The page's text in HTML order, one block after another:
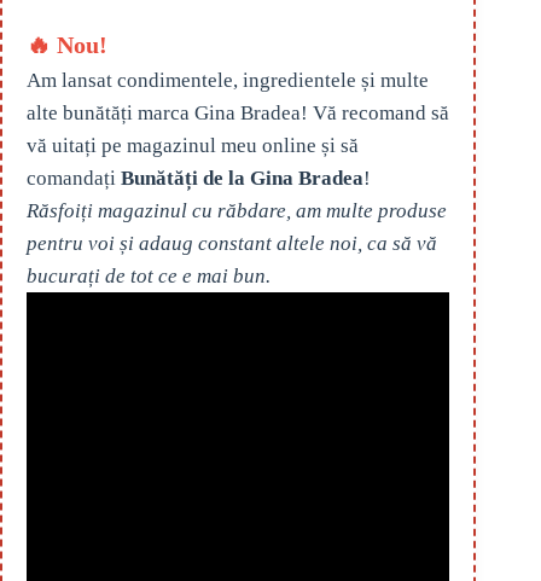
🔥 Nou!
Am lansat condimentele, ingredientele și multe
alte bunătăți marca Gina Bradea! Vă recomand să
vă uitați pe magazinul meu online și să
comandați Bunătăți de la Gina Bradea!
Răsfoiți magazinul cu răbdare, am multe produse
pentru voi și adaug constant altele noi, ca să vă
bucurați de tot ce e mai bun.